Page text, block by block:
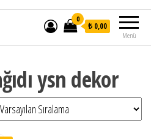
Menü
0
₺ 0,00
ysn dekor